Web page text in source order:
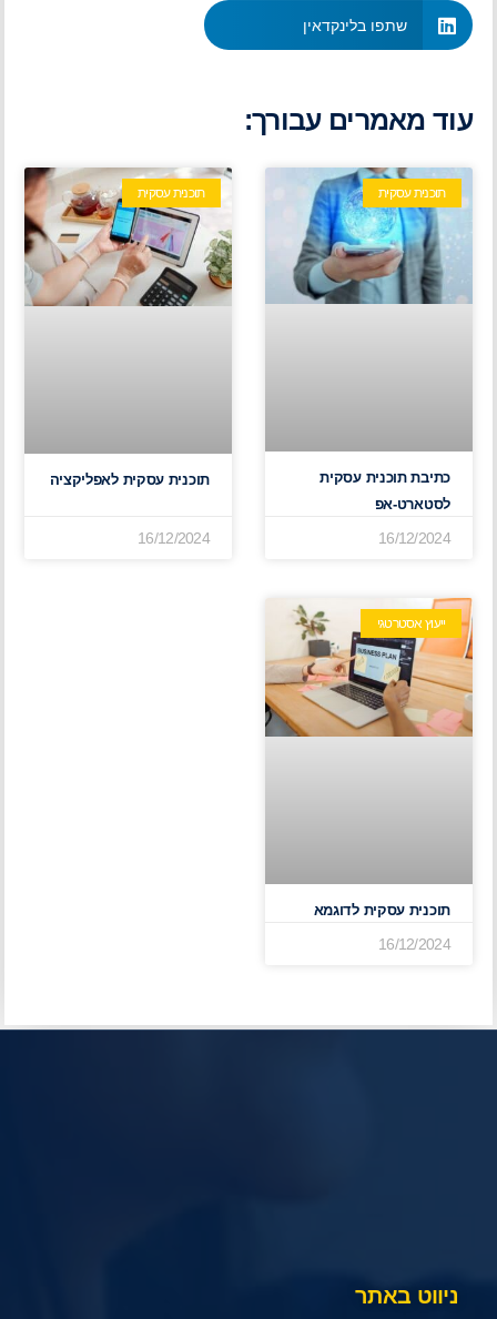
שתפו בלינקדאין
עוד מאמרים עבורך:
תוכנית עסקית
כתיבת תוכנית עסקית
לסטארט-אפ
16/12/2024
תוכנית עסקית
תוכנית עסקית לאפליקציה
16/12/2024
ייעוץ אסטרטגי
תוכנית עסקית לדוגמא
16/12/2024
ניווט באתר